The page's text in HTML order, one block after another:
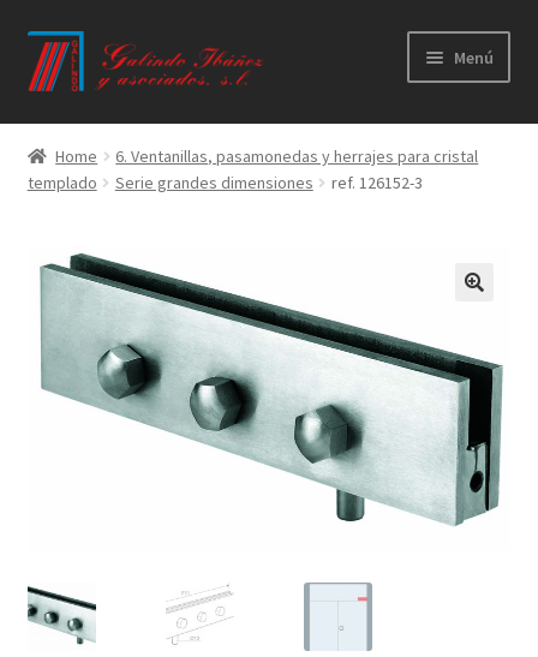
Ir
a
Ir
al
Menú
Principal
Productos
Novedades
Home
6. Ventanillas, pasamonedas y herrajes para cristal
templado
Serie grandes dimensiones ref. 126152-3